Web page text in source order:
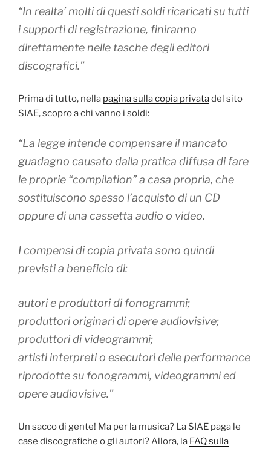
“In realta’ molti di questi soldi ricaricati su tutti
i supporti di registrazione, finiranno
direttamente nelle tasche degli editori
discografici.”
Prima di tutto, nella pagina sulla copia privatadel sito
SIAE, scopro a chi vanno i soldi:
“La legge intende compensare il mancato
guadagno causato dalla pratica diffusa di fare
le proprie “compilation” a casa propria, che
sostituiscono spesso l’acquisto di un CD
oppure di una cassetta audio o video.
I compensi di copia privata sono quindi
previsti a beneficio di:
autori e produttori di fonogrammi;
produttori originari di opere audiovisive;
produttori di videogrammi;
artisti interpreti o esecutori delle performance
riprodotte su fonogrammi, videogrammi ed
opere audiovisive.”
Un sacco di gente! Ma per la musica? La SIAE paga le
case discografiche o gli autori? Allora, la FAQ sulla